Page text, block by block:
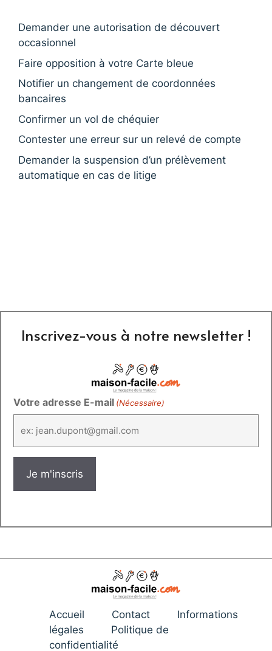
Demander une autorisation de découvert
occasionnel
Faire opposition à votre Carte bleue
Notifier un changement de coordonnées
bancaires
Confirmer un vol de chéquier
Contester une erreur sur un relevé de compte
Demander la suspension d’un prélèvement
automatique en cas de litige
Inscrivez-vous à notre newsletter !
Votre adresse E-mail (Nécessaire)
Accueil Contact
Informations
légales
Politique de
confidentialité